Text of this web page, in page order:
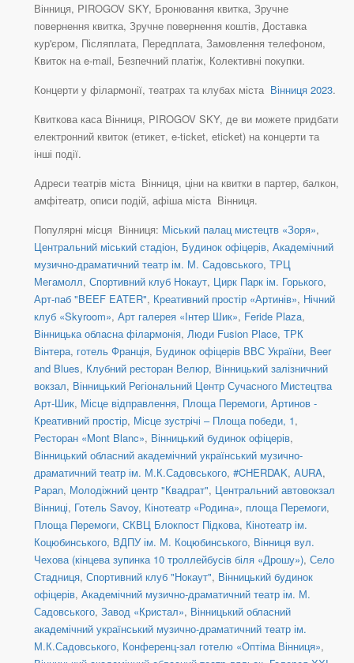
Вінниця, PIROGOV SKY, Бронювання квитка, Зручне
повернення квитка, Зручне повернення коштів, Доставка
кур'єром, Післяплата, Передплата, Замовлення телефоном,
Квиток на e-mail, Безпечний платіж, Колективні покупки.
Концерти у філармонії, театрах та клубах міста Вінниця 2023.
Квиткова каса Вінниця, PIROGOV SKY, де ви можете придбати
електронний квиток (етикет, e-ticket, eticket) на концерти та
інші події.
Адреси театрів міста Вінниця, ціни на квитки в партер, балкон,
амфітеатр, описи подій, афіша міста Вінниця.
Популярні місця Вінниця: Міський палац мистецтв «Зоря»,
Центральний міський стадіон, Будинок офіцерів, Академічний
музично-драматичний театр ім. М. Садовського, ТРЦ
Мегамолл, Спортивний клуб Нокаут, Цирк Парк ім. Горького,
Арт-паб "BEEF EATER", Креативний простір «Артинів», Нічний
клуб «Skyroom», Арт галерея «Інтер Шик», Feride Plaza,
Вінницька обласна філармонія, Люди Fusion Place, ТРК
Вінтера, готель Франція, Будинок офіцерів ВВС України, Beer
and Blues, Клубний ресторан Велюр, Вінницький залізничний
вокзал, Вінницький Регіональний Центр Сучасного Мистецтва
Арт-Шик, Місце відправлення, Площа Перемоги, Артинов -
Креативний простір, Місце зустрічі – Площа победи, 1,
Ресторан «Mont Blanc», Вінницький будинок офіцерів,
Вінницький обласний академічний український музично-
драматичний театр ім. М.К.Садовського, #CHERDAK, AURA,
Papan, Молодіжний центр "Квадрат", Центральний автовокзал
Вінниці, Готель Savoy, Кінотеатр «Родина», площа Перемоги,
Площа Перемоги, СКВЦ Блокпост Підкова, Кінотеатр ім.
Коцюбинського, ВДПУ ім. М. Коцюбинського, Вінниця вул.
Чехова (кінцева зупинка 10 троллейбусів біля «Дрошу»), Село
Стадниця, Спортивний клуб "Нокаут", Вінницький будинок
офіцерів, Академічний музично-драматичний театр ім. М.
Садовського, Завод «Кристал», Вінницький обласний
академічний український музично-драматичний театр ім.
М.К.Садовського, Конференц-зал готелю «Оптіма Вінниця»,